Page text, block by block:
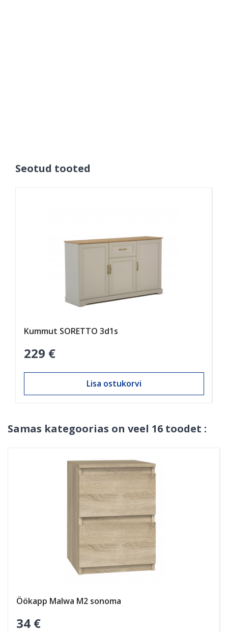
Seotud tooted
Kummut SORETTO 3d1s
229 €
Lisa ostukorvi
AINULT INTERNETIS
Samas kategoorias on veel 16 toodet :
Öökapp Malwa M2 sonoma
34 €